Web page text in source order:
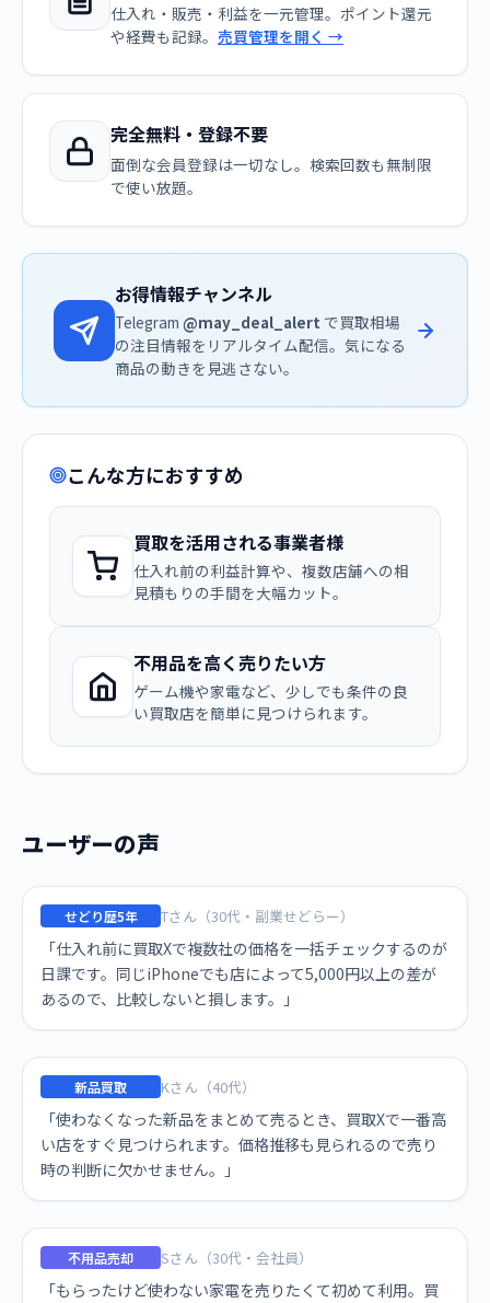
仕入れ・販売・利益を一元管理。ポイント還元
や経費も記録。 売買管理を開く →
完全無料・登録不要
面倒な会員登録は一切なし。検索回数も無制限
で使い放題。
お得情報チャンネル
Telegram @may_deal_alert で買取相場
の注目情報をリアルタイム配信。気になる
商品の動きを見逃さない。
こんな方におすすめ
買取を活用される事業者様
仕入れ前の利益計算や、複数店舗への相
見積もりの手間を大幅カット。
不用品を高く売りたい方
ゲーム機や家電など、少しでも条件の良
い買取店を簡単に見つけられます。
ユーザーの声
せどり歴5年 Tさん（30代・副業せどらー）
「仕入れ前に買取Xで複数社の価格を一括チェックするのが
日課です。同じiPhoneでも店によって5,000円以上の差が
あるので、比較しないと損します。」
新品買取 Kさん（40代）
「使わなくなった新品をまとめて売るとき、買取Xで一番高
い店をすぐ見つけられます。価格推移も見られるので売り
時の判断に欠かせません。」
不用品売却 Sさん（30代・会社員）
「もらったけど使わない家電を売りたくて初めて利用。買